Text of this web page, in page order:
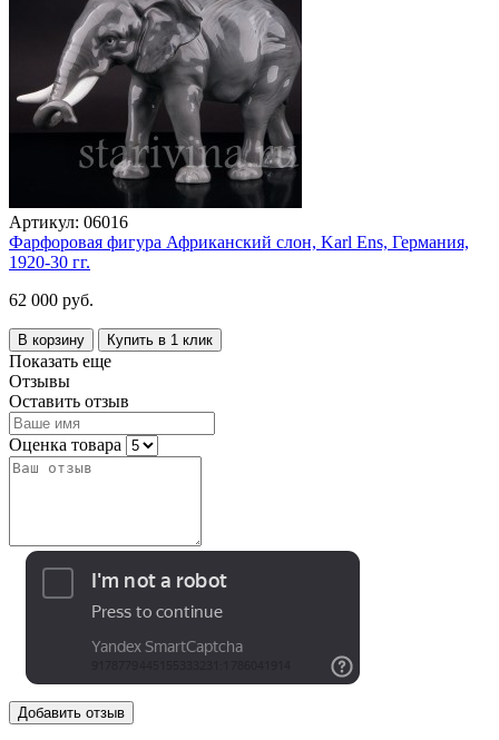
Артикул: 06016
Фарфоровая фигура Африканский слон, Karl Ens, Германия,
1920-30 гг.
62 000 руб.
В корзину Купить в 1 клик
Показать еще
Отзывы
Оставить отзыв
Оценка товара
Добавить отзыв